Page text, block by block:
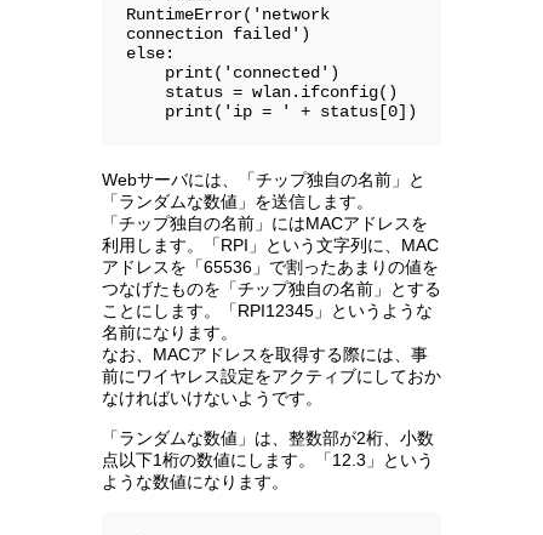
RuntimeError('network
connection failed')
else:
    print('ip = ' + status[0])
Webサーバには、「チップ独自の名前」と
「ランダムな数値」を送信します。
「チップ独自の名前」にはMACアドレスを
利用します。「RPI」という文字列に、MAC
アドレスを「65536」で割ったあまりの値を
つなげたものを「チップ独自の名前」とする
ことにします。「RPI12345」というような
名前になります。
なお、MACアドレスを取得する際には、事
前にワイヤレス設定をアクティブにしておか
なければいけないようです。
「ランダムな数値」は、整数部が2桁、小数
点以下1桁の数値にします。「12.3」という
ような数値になります。